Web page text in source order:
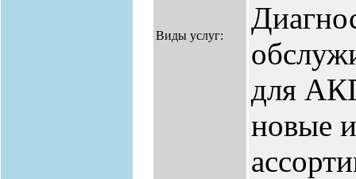
Виды услуг:
для
новые